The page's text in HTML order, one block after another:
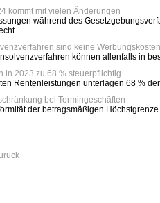
kommt mit vielen Änderungen
während des
sind keine Werbungskosten
können allenfalls in
in 2023 zu 68 % steuerpflichtig
Rentenleistungen unterlagen 68 %
bei Termingeschäften
der betragsmäßigen